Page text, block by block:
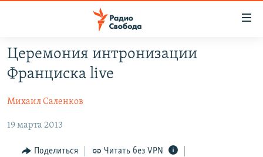
упрощенного
доступа
содержанию
Вернутся
ПРОГРАММЫ
ПОДКАСТЫ
АВТОРСКИЕ ПРОЕКТЫ
ЦИТАТЫ СВОБОДЫ
МНЕНИЯ
Церемония интронизации
Франциска live
Михаил Саленков
19 марта 2013
Поделиться Читать без VPN